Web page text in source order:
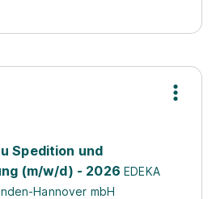
Spedition und
(m/w/d) - 2026 EDEKA
Hannover mbH